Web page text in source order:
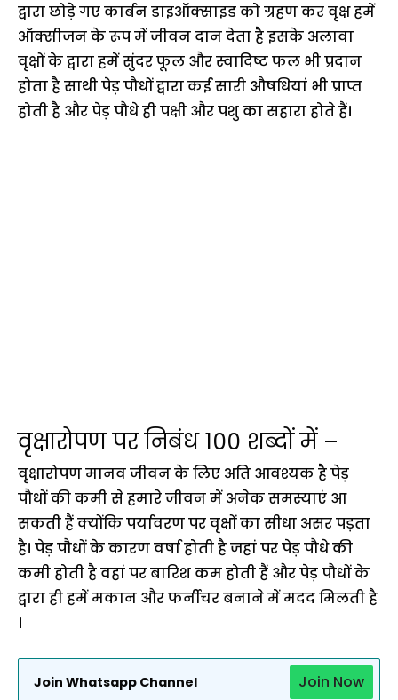
द्वारा छोड़े गए कार्बन डाइऑक्साइड को ग्रहण कर वृक्ष हमें
ऑक्सीजन के रूप में जीवन दान देता है इसके अलावा
वृक्षों के द्वारा हमें सुंदर फूल और स्वादिष्ट फल भी प्रदान
होता है साथी पेड़ पौधों द्वारा कई सारी औषधियां भी प्राप्त
होती है और पेड़ पौधे ही पक्षी और पशु का सहारा होते हैं।
वृक्षारोपण पर निबंध 100 शब्दों में –
वृक्षारोपण मानव जीवन के लिए अति आवश्यक है पेड़
पौधों की कमी से हमारे जीवन में अनेक समस्याएं आ
सकती हैं क्योंकि पर्यावरण पर वृक्षों का सीधा असर पड़ता
है। पेड़ पौधों के कारण वर्षा होती है जहां पर पेड़ पौधे की
कमी होती है वहां पर बारिश कम होती हैं और पेड़ पौधों के
द्वारा ही हमें मकान और फर्नीचर बनाने में मदद मिलती है
।
Join Whatsapp Channel Join Now